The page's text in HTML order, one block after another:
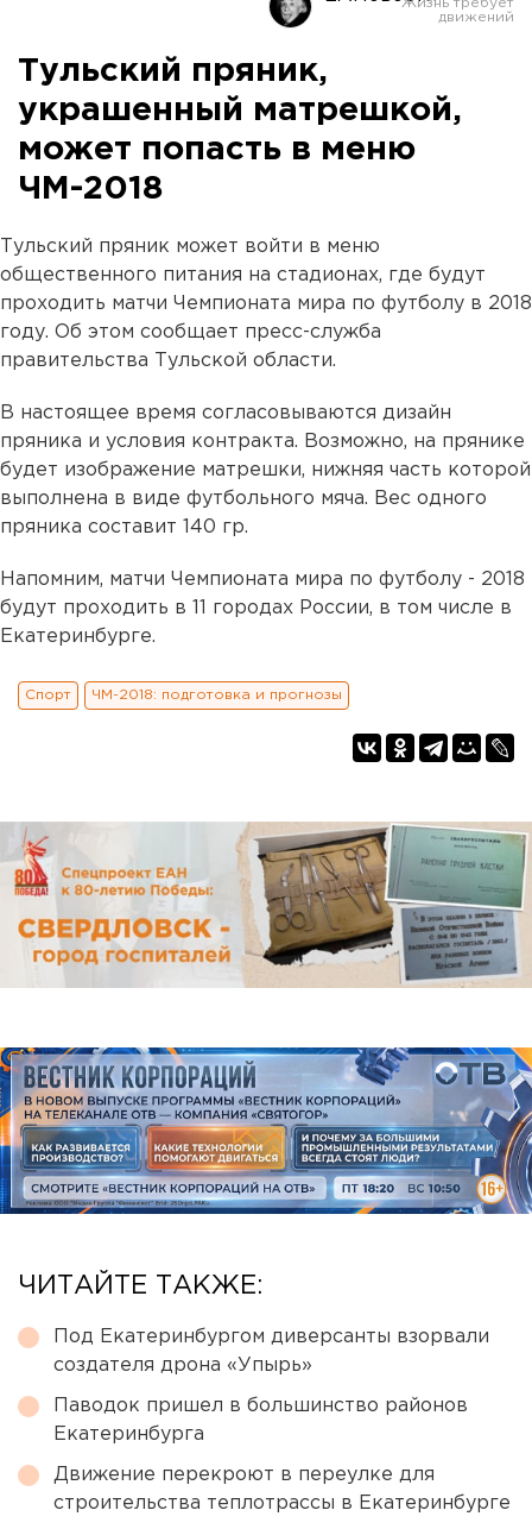
Тульский пряник,
украшенный матрешкой,
может попасть в меню
ЧМ-2018
Тульский пряник может войти в меню
общественного питания на стадионах, где будут
проходить матчи Чемпионата мира по футболу в 2018
году. Об этом сообщает пресс-служба
правительства Тульской области.
В настоящее время согласовываются дизайн
пряника и условия контракта. Возможно, на прянике
будет изображение матрешки, нижняя часть которой
выполнена в виде футбольного мяча. Вес одного
пряника составит 140 гр.
Напомним, матчи Чемпионата мира по футболу - 2018
будут проходить в 11 городах России, в том числе в
Екатеринбурге.
Спорт ЧМ-2018: подготовка и прогнозы
ЧИТАЙТЕ ТАКЖЕ:
Под Екатеринбургом диверсанты взорвали
создателя дрона «Упырь»
Паводок пришел в большинство районов
Екатеринбурга
Движение перекроют в переулке для
строительства теплотрассы в Екатеринбурге